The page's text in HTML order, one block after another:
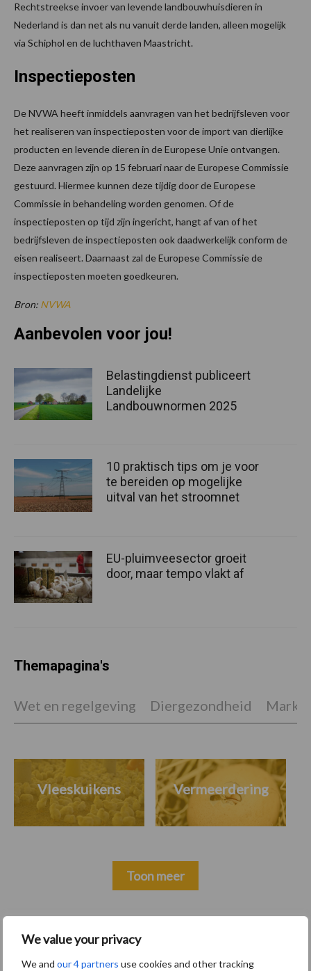
We value your privacy
We and our 4 partners use cookies and other tracking
Rechtstreekse invoer van levende landbouwhuisdieren in
Nederland is dan net als nu vanuit derde landen, alleen mogelijk
via Schiphol en de luchthaven Maastricht.
Inspectieposten
De NVWA heeft inmiddels aanvragen van het bedrijfsleven voor
het realiseren van inspectieposten voor de import van dierlijke
producten en levende dieren in de Europese Unie ontvangen.
Deze aanvragen zijn op 15 februari naar de Europese Commissie
gestuurd. Hiermee kunnen deze tijdig door de Europese
Commissie in behandeling worden genomen. Of de
inspectieposten op tijd zijn ingericht, hangt af van of het
bedrijfsleven de inspectieposten ook daadwerkelijk conform de
eisen realiseert. Daarnaast zal de Europese Commissie de
inspectieposten moeten goedkeuren.
Bron: NVWA
Primaire
Sidebar
Recent nieuws
Aanbevolen voor jou!
Belastingdienst publiceert
Landelijke
Landbouwnormen 2025
10 praktisch tips om je voor
te bereiden op mogelijke
uitval van het stroomnet
EU-pluimveesector groeit
door, maar tempo vlakt af
Themapagina's
Wet en regelgeving Diergezondheid
Vleeskuikens Vermeerdering
Toon meer